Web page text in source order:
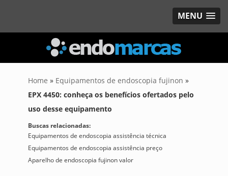
MENU
Home » Equipamentos de endoscopia fujinon »
EPX 4450: conheça os benefícios ofertados pelo
uso desse equipamento
Buscas relacionadas:
Equipamentos de endoscopia assistência técnica
Equipamentos de endoscopia assistência preço
Aparelho de endoscopia fujinon valor